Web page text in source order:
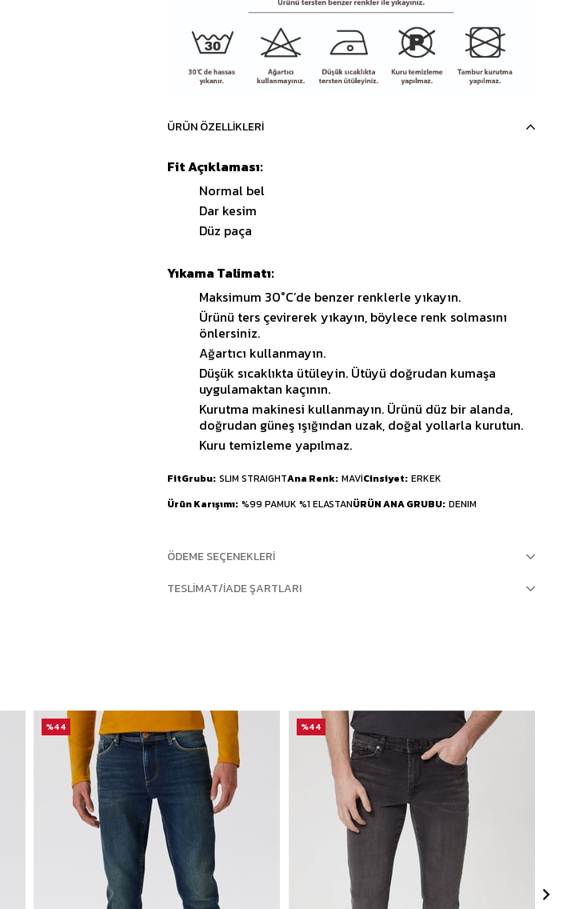
ÜRÜN ÖZELLIKLERI
Fit Açıklaması:
Normal bel
Dar kesim
Düz paça
Yıkama Talimatı:
Maksimum 30°C’de benzer renklerle yıkayın.
Ürünü ters çevirerek yıkayın, böylece renk solmasını
önlersiniz.
Ağartıcı kullanmayın.
Düşük sıcaklıkta ütüleyin. Ütüyü doğrudan kumaşa
uygulamaktan kaçının.
Kurutma makinesi kullanmayın. Ürünü düz bir alanda,
doğrudan güneş ışığından uzak, doğal yollarla kurutun.
Kuru temizleme yapılmaz.
FitGrubu SLIM STRAIGHTAna Renk MAVİCinsiyet ERKEK
Ürün Karışımı %99 PAMUK %1 ELASTANÜRÜN ANA GRUBU DENIM
ÖDEME SEÇENEKLERI
TESLIMAT/İADE ŞARTLARI
%44 %44